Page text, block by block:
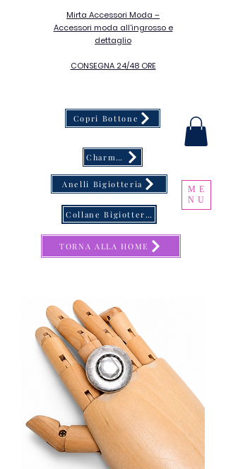
Mirta Accessori Moda –
Accessori moda all’ingrosso e
dettaglio
CONSEGNA 24/48 ORE
ME
NU
Copri Bottone
Charms & Catene Porta Occhiali
Anelli Bigiotteria
TORNA ALLA HOME
Collane Bigiotteria